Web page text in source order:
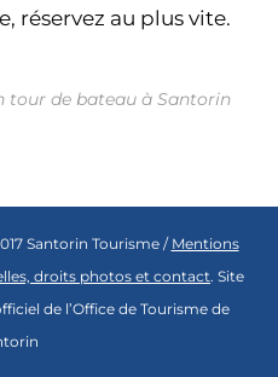
réservez au plus vite.
tour de bateau à Santorin
Santorin Tourisme / Mentions
droits photos et contact. Site
de l’Office de Tourisme de